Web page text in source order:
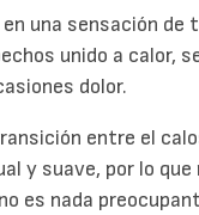
una sensación de
unido a calor,
dolor.
entre el
y suave, por lo que
es nada